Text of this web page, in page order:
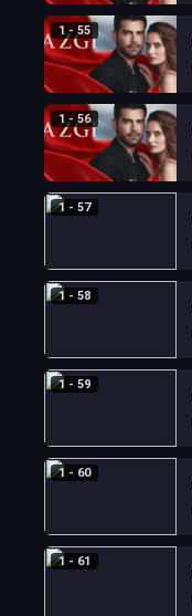
1 - 55
1 - 56
1 - 57
1 - 58
1 - 59
1 - 60
1 - 61